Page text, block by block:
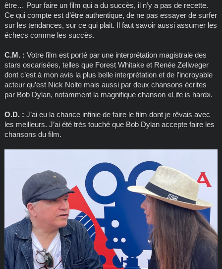
être… Pour faire un film qui a du succès, il n’y a pas de recette.
Ce qui compte est d’être authentique, de ne pas essayer de surfer
sur les tendances, sur ce qui plait. Il faut savoir aussi assumer les
échecs comme les succès.
C.M. : Votre film est porté par une interprétation magistrale des
stars oscarisées, telles que Forest Whitake et Renée Zellweger
dont c’est à mon avis la plus belle interprétation et de l’incroyable
acteur qu’est Nick Nolte mais aussi par deux chansons écrites
par Bob Dylan, notamment la magnifique chanson «Life is hard».
O.D. : J’ai eu la chance infinie de faire le film dont je rêvais avec
les meilleurs. J’ai été très touché que Bob Dylan accepte faire les
chansons du film.